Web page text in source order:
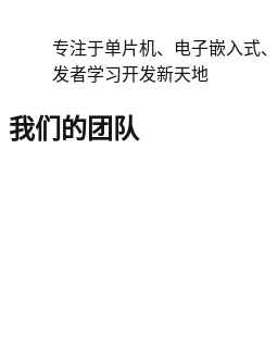
专注于单片机、电子嵌入式
发者学习开发新天地
我们的团队